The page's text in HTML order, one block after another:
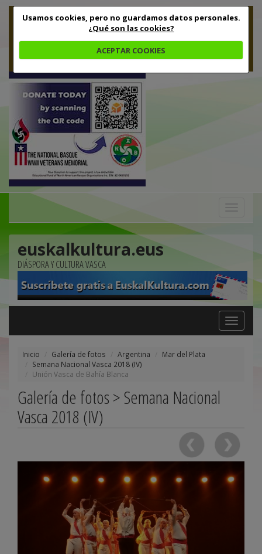
Usamos cookies, pero no guardamos datos personales.
¿Qué son las cookies?
ACEPTAR COOKIES
euskalkultura.eus
DIÁSPORA Y CULTURA VASCA
Toggle
navigation
Inicio Galería de fotos Argentina
Mar del Plata
Semana Nacional Vasca 2018 (IV)
Unión Vasca de Bahía Blanca
Galería de fotos > Semana Nacional
Vasca 2018 (IV)